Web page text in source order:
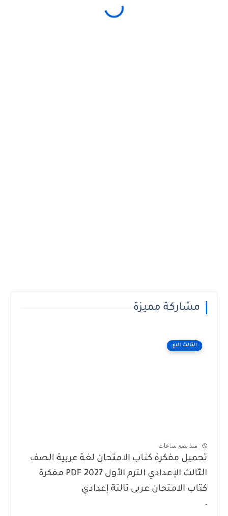
مشاركة مميزة
الثالث الاع
منذ بضع ساعات
تحميل مفكرة كتاب الامتحان لغة عربية الصف
الثالث الإعدادي الترم الأول 2027 PDF مفكرة
كتاب الامتحان عربى تالتة إعدادي
-